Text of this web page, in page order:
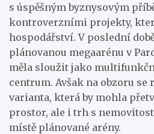
s úspěšným byznysovým
kontroverzními projekty,
hospodářství. V poslední
plánovanou megaarénu v
měla sloužit jako
centrum. Avšak na obzoru
varianta, která by mohla
prostor, ale i trh s
místě plánované arény.